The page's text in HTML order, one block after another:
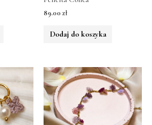
89.00 zł
Dodaj do koszyka